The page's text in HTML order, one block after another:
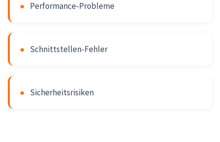
● Performance-Probleme
● Schnittstellen-Fehler
● Sicherheitsrisiken